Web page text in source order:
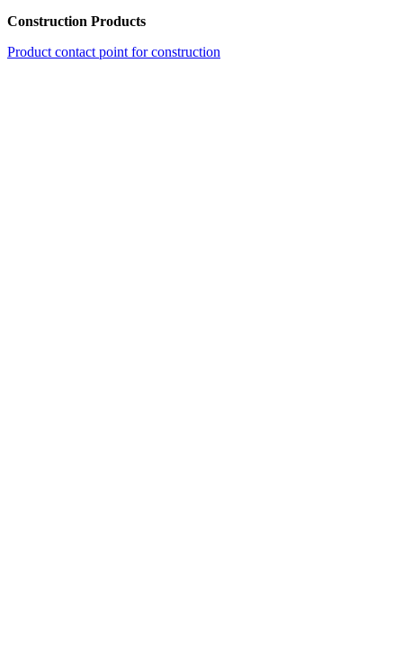
Construction Products
Product contact point for construction